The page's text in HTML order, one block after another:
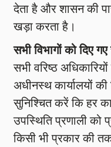
देता है और शासन की
खड़ा करता है।
सभी विभागों को दिए
सभी वरिष्ठ
अधीनस्थ कार्यालयों
सुनिश्चित करें कि हर
उपस्थिति प्रणाली को
किसी भी प्रकार की